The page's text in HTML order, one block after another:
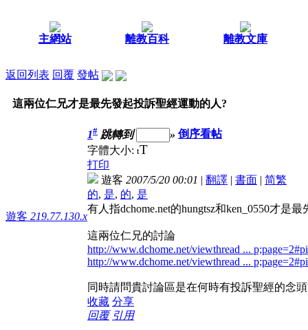
主網站 離教百科 離教文庫
返回列表 回覆 發帖
這兩位仁兄才是最先發起投訴聖經運動的人?
遊客 219.77.130.x
1# 跳轉到 » 倒序看帖
字體大小: tT
打印
遊客 2007/5/20 00:01 | 翻譯 | 書面 | 简繁
的, 是, 的, 是
有人指dchome.net的hungtsz和ken_0550才是
這兩位仁兄的討論
http://www.dchome.net/viewthread ...
http://www.dchome.net/viewthread ...
同時請問貴討論區是在何時有投訴聖經的念頭
收藏 分享
回覆 引用